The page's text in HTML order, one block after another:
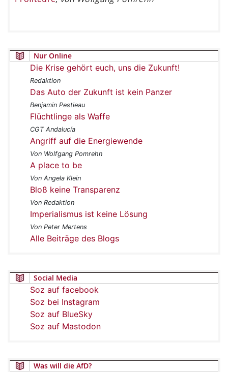
Nur Online
Die Krise gehört euch, uns die Zukunft!
Redaktion
Das Auto der Zukunft ist kein Panzer
Benjamin Pestieau
Flüchtlinge als Waffe
CGT Andalucía
Angriff auf die Energiewende
Von Wolfgang Pomrehn
A place to be
Von Angela Klein
Bloß keine Transparenz
Von Redaktion
Imperialismus ist keine Lösung
Von Peter Mertens
Alle Beiträge des Blogs
Social Media
Soz auf facebook
Soz bei Instagram
Soz auf BlueSky
Soz auf Mastodon
Was will die AfD?